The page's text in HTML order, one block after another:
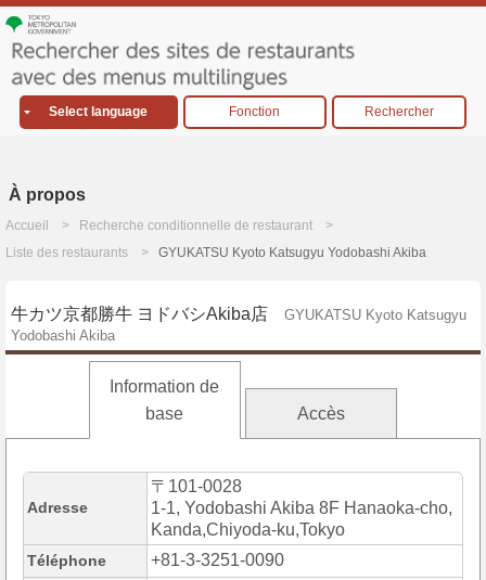
Select language Fonction Rechercher
À propos
Accueil
Recherche conditionnelle de restaurant
Liste des restaurants
GYUKATSU Kyoto Katsugyu Yodobashi Akiba
牛カツ京都勝牛 ヨドバシAkiba店
GYUKATSU Kyoto Katsugyu
Yodobashi Akiba
Information de
base
Accès
Adresse
〒101-0028
1-1, Yodobashi Akiba 8F Hanaoka-cho,
Kanda,Chiyoda-ku,Tokyo
Téléphone +81-3-3251-0090